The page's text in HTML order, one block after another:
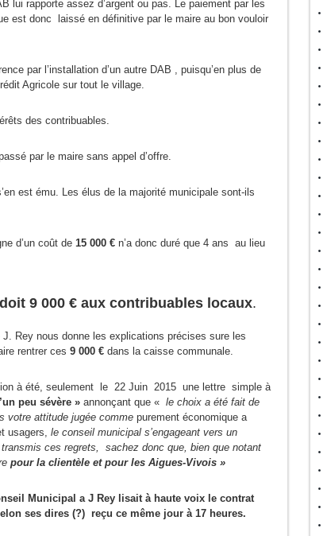
lui rapporte assez d’argent ou pas. Le paiement par les
est donc laissé en définitive par le maire au bon vouloir
par l’installation d’un autre DAB , puisqu’en plus de
Agricole sur tout le village.
des contribuables.
par le maire sans appel d’offre.
est ému. Les élus de la majorité municipale sont-ils
d’un coût de15 000 €n’a donc duré que 4 ans au lieu
9 000 € aux contribuables locaux.
Rey nous donne les explications précises sure les
rentrer ces 9 000 €dans la caisse communale.
à été, seulement le 22 Juin 2015 une lettre simple à
peu sévère »annonçant que « le choix a été fait de
votre attitude jugée commepurement économique a
usagers, le conseil municipal s’engageant vers un
ces regrets, sachez donc que, bien que notant
pour la clientèle et pour les Aigues-Vivois »
Municipal a J Rey lisait à haute voix le contrat
ses dires (?) reçu ce même jour à 17 heures.